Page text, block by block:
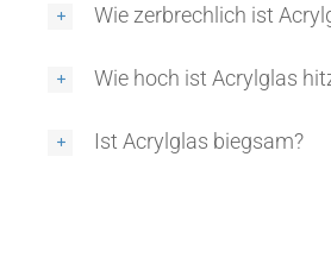
Wie zerbrechlich ist
Wie hoch ist Acrylglas
Ist Acrylglas biegsam?